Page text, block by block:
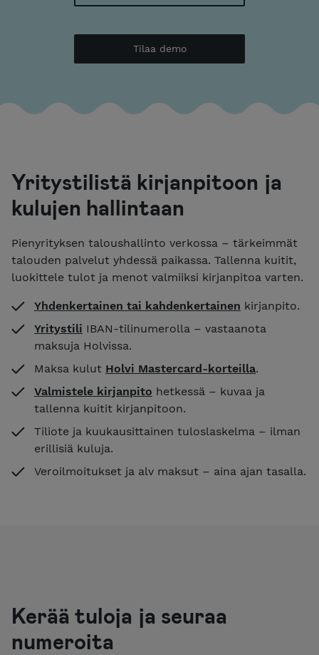
Tilaa demo
Yritystilistä kirjanpitoon ja
kulujen hallintaan
Pienyrityksen taloushallinto verkossa – tärkeimmät
talouden palvelut yhdessä paikassa. Tallenna kuitit,
luokittele tulot ja menot valmiiksi kirjanpitoa varten.
Yhdenkertainen tai kahdenkertainen kirjanpito.
Yritystili IBAN-tilinumerolla – vastaanota
maksuja Holvissa.
Maksa kulut Holvi Mastercard-korteilla.
Valmistele kirjanpito hetkessä – kuvaa ja
tallenna kuitit kirjanpitoon.
Tiliote ja kuukausittainen tuloslaskelma – ilman
erillisiä kuluja.
Veroilmoitukset ja alv maksut – aina ajan tasalla.
Kerää tuloja ja seuraa
numeroita